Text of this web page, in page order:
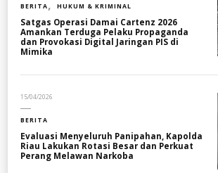
BERITA HUKUM & KRIMINAL
Satgas Operasi Damai Cartenz 2026
Amankan Terduga Pelaku Propaganda
dan Provokasi Digital Jaringan PIS di
Mimika
15/04/2026
BERITA
Evaluasi Menyeluruh Panipahan, Kapolda
Riau Lakukan Rotasi Besar dan Perkuat
Perang Melawan Narkoba